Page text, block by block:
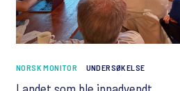
NORSK MONITOR UNDERSØKELSE